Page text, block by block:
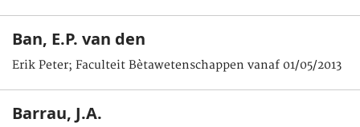
Ban, E.P. van den
Erik Peter; Faculteit Bètawetenschappen vanaf 01/05/2013
Barrau, J.A.